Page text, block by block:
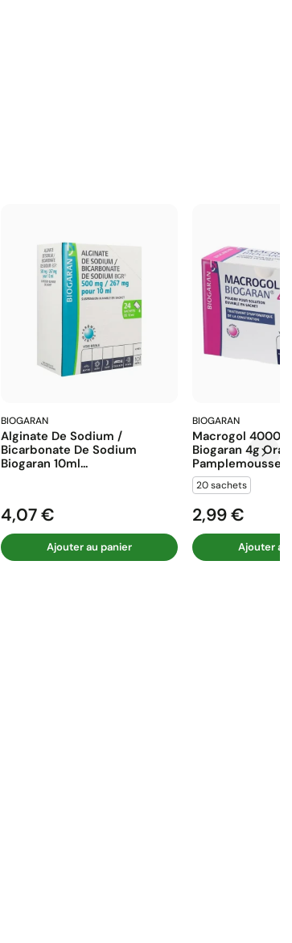
BIOGARAN
Alginate De Sodium /
Bicarbonate De Sodium
Biogaran 10ml...
Prix
4,07 €
Ajouter au panier
BIOGARAN
Macrogol 4000
Biogaran 4g
Pamplemousse...
20 sachets
Prix
2,99 €
Ajouter au